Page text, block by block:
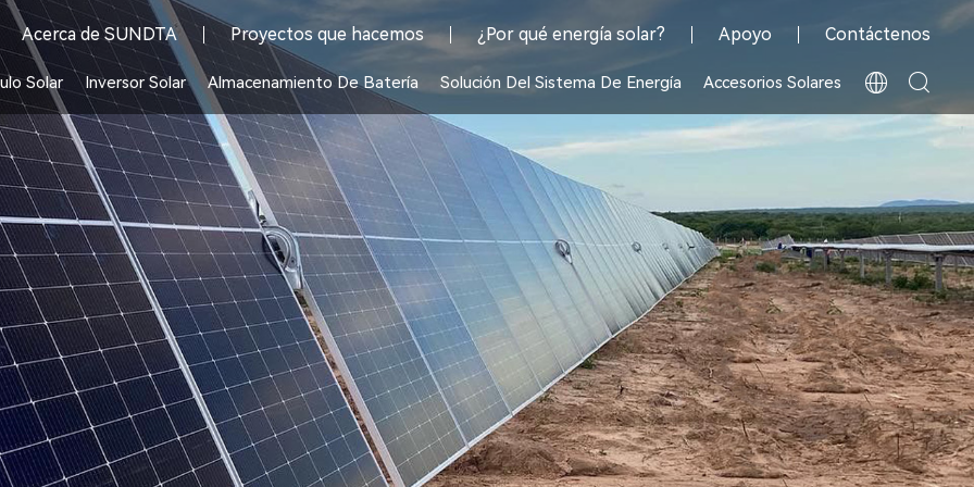
Acerca de SUNDTA Proyectos que hacemos ¿Por qué energía solar? Apoyo Contáctenos
Solar Inversor Solar Almacenamiento De Batería Solución Del Sistema De Energía Accesorios Solares